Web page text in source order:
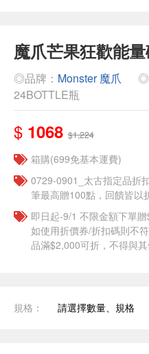
魔爪芒果狂歡能
◎品牌： Monster 魔爪
◎
24BOTTLE瓶
$ 1068 $1,224
箱購(699免基本運費)
0729-0901_太古指定品折
筆最高贈100點，回饋皆以
即日起-9/1 不限金額下單
如使用折價券/折扣碼則不
品滿$2,000可折，不得與
規格： 請選擇數量、規格